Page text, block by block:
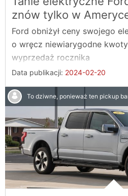
znów tylko w
Ford obniżył ceny swojego
o wręcz niewiarygodne
wyprzedaż rocznika
Data publikacji: 2024-02-20
To dziwne, ponieważ ten pickup